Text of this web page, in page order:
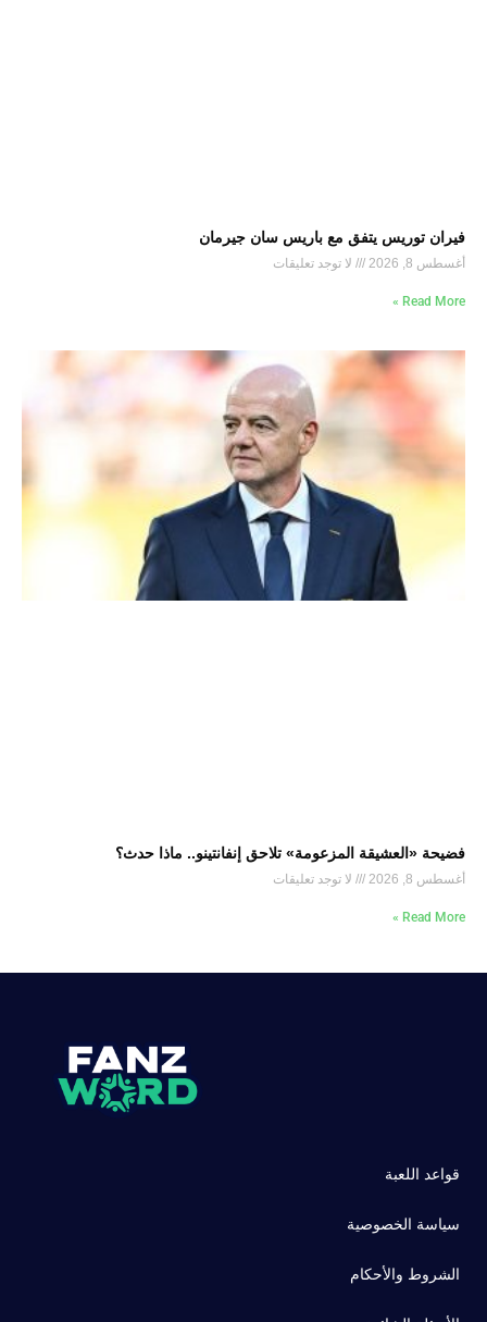
فيران توريس يتفق مع باريس سان جيرمان
أغسطس 8, 2026 لا توجد تعليقات
Read More »
فضيحة «العشيقة المزعومة» تلاحق إنفانتينو.. ماذا حدث؟
أغسطس 8, 2026 لا توجد تعليقات
Read More »
قواعد اللعبة
سياسة الخصوصية
الشروط والأحكام